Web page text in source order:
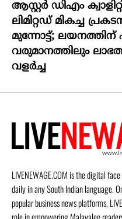
ആസ്റ്റർ ഡിഎം
ലിമിറ്റഡ് മികച്ച
മുന്നോട്ട്; ലയനത്തിന്
വരുമാനത്തിലും
വളർച്ച
LIVENEWAGE.COM is the digital
daily in any South Indian language.
popular business news platforms,